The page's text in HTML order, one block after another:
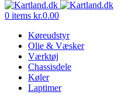
0 items kr.0.00
Køreudstyr
Olie & Væsker
Værktøj
Chassisdele
Køler
Laptimer